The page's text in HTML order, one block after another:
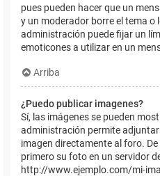
pues pueden hacer que un
y un moderador borre el tema o
administración puede fijar un
emoticones a utilizar en un
Arriba
¿Puedo publicar imagenes?
Sí, las imágenes se pueden
administración permite
imagen directamente al foro.
primero su foto en un servidor
http://www.ejemplo.com/mi-